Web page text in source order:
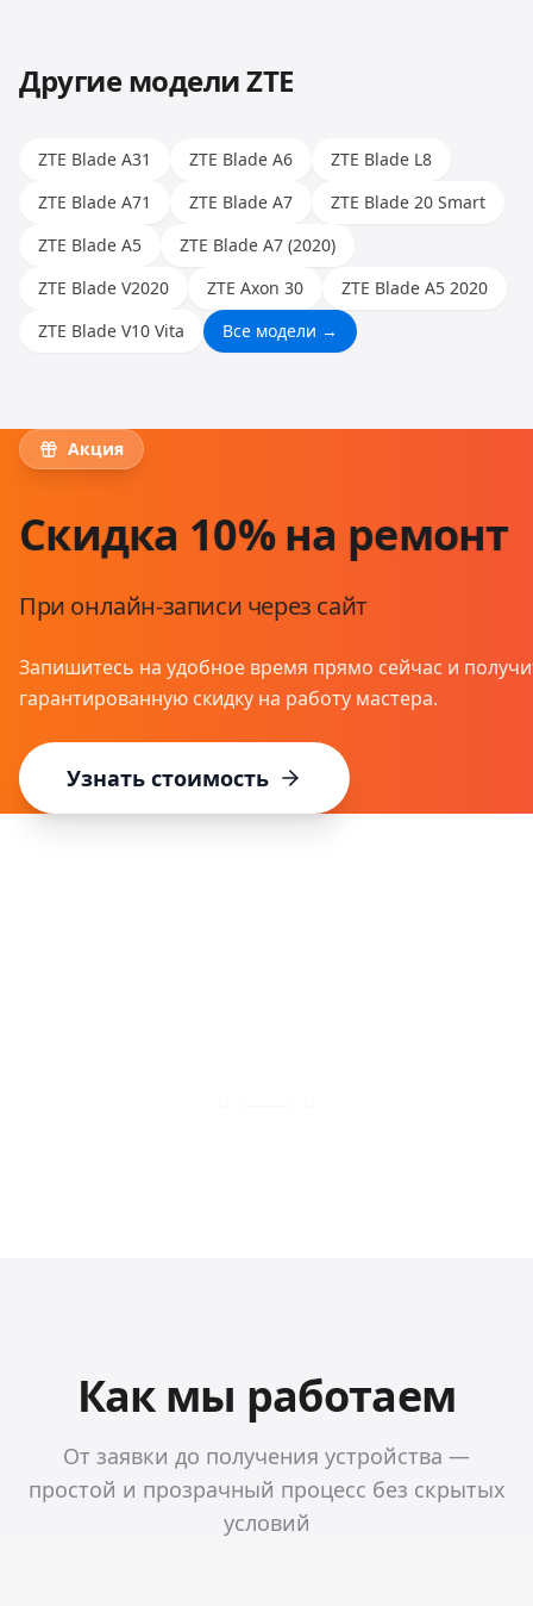
Другие моделиZTE
ZTE Blade A31 ZTE Blade A6
ZTE Blade L8
ZTE Blade A71
ZTE Blade A7
ZTE Blade 20 Smart
ZTE Blade A5
ZTE Blade A7 (2020)
ZTE Blade V2020
ZTE Axon 30
ZTE Blade A5 2020
ZTE Blade V10 Vita
Все модели →
Акция
Скидка 10% на ремонт
При онлайн-записи через сайт
Запишитесь на удобное время прямо сейчас и
гарантированную скидку на работу мастера.
Узнать стоимость
Как мы работаем
От заявки до получения устройства —
простой и прозрачный процесс без скрытых
условий